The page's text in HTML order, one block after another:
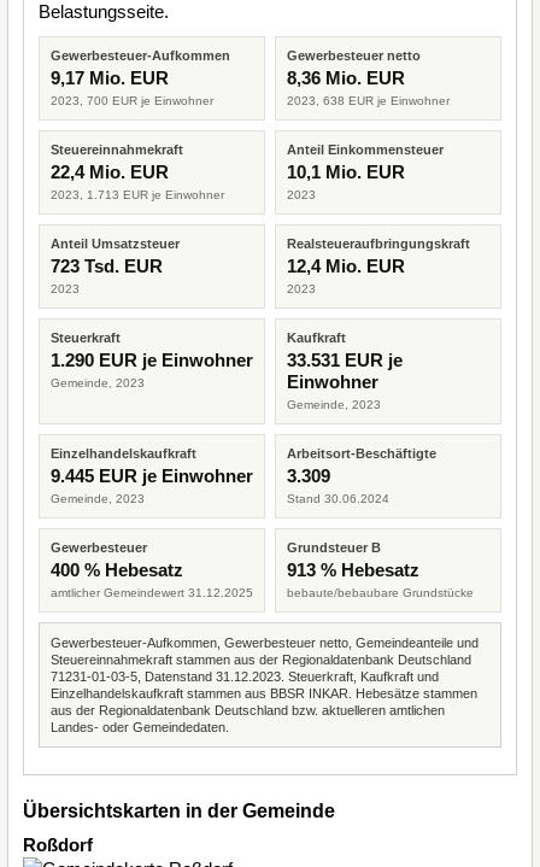
Belastungsseite.
Gewerbesteuer-Aufkommen
9,17 Mio. EUR
2023, 700 EUR je Einwohner
Gewerbesteuer netto
8,36 Mio. EUR
2023, 638 EUR je Einwohner
Steuereinnahmekraft
22,4 Mio. EUR
2023, 1.713 EUR je Einwohner
Anteil Einkommensteuer
10,1 Mio. EUR
2023
Anteil Umsatzsteuer
723 Tsd. EUR
2023
Realsteueraufbringungskraft
12,4 Mio. EUR
2023
Steuerkraft
1.290 EUR je Einwohner
Gemeinde, 2023
Kaufkraft
33.531 EUR je
Einwohner
Gemeinde, 2023
Einzelhandelskaufkraft
9.445 EUR je Einwohner
Gemeinde, 2023
Arbeitsort-Beschäftigte
3.309
Stand 30.06.2024
Gewerbesteuer
400 % Hebesatz
amtlicher Gemeindewert 31.12.2025
Grundsteuer B
913 % Hebesatz
bebaute/bebaubare Grundstücke
Gewerbesteuer-Aufkommen, Gewerbesteuer netto, Gemeindeanteile und
Steuereinnahmekraft stammen aus der Regionaldatenbank Deutschland
71231-01-03-5, Datenstand 31.12.2023. Steuerkraft, Kaufkraft und
Einzelhandelskaufkraft stammen aus BBSR INKAR. Hebesätze stammen
aus der Regionaldatenbank Deutschland bzw. aktuelleren amtlichen
Landes- oder Gemeindedaten.
Übersichtskarten in der Gemeinde
Roßdorf